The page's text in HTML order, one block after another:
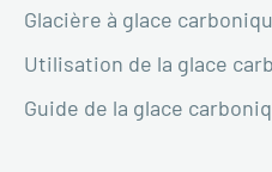
Glacière à glace
Utilisation de la glace
Guide de la glace